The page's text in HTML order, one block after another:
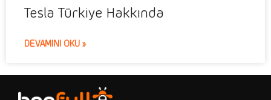
Tesla Türkiye Hakkında
DEVAMINI OKU »